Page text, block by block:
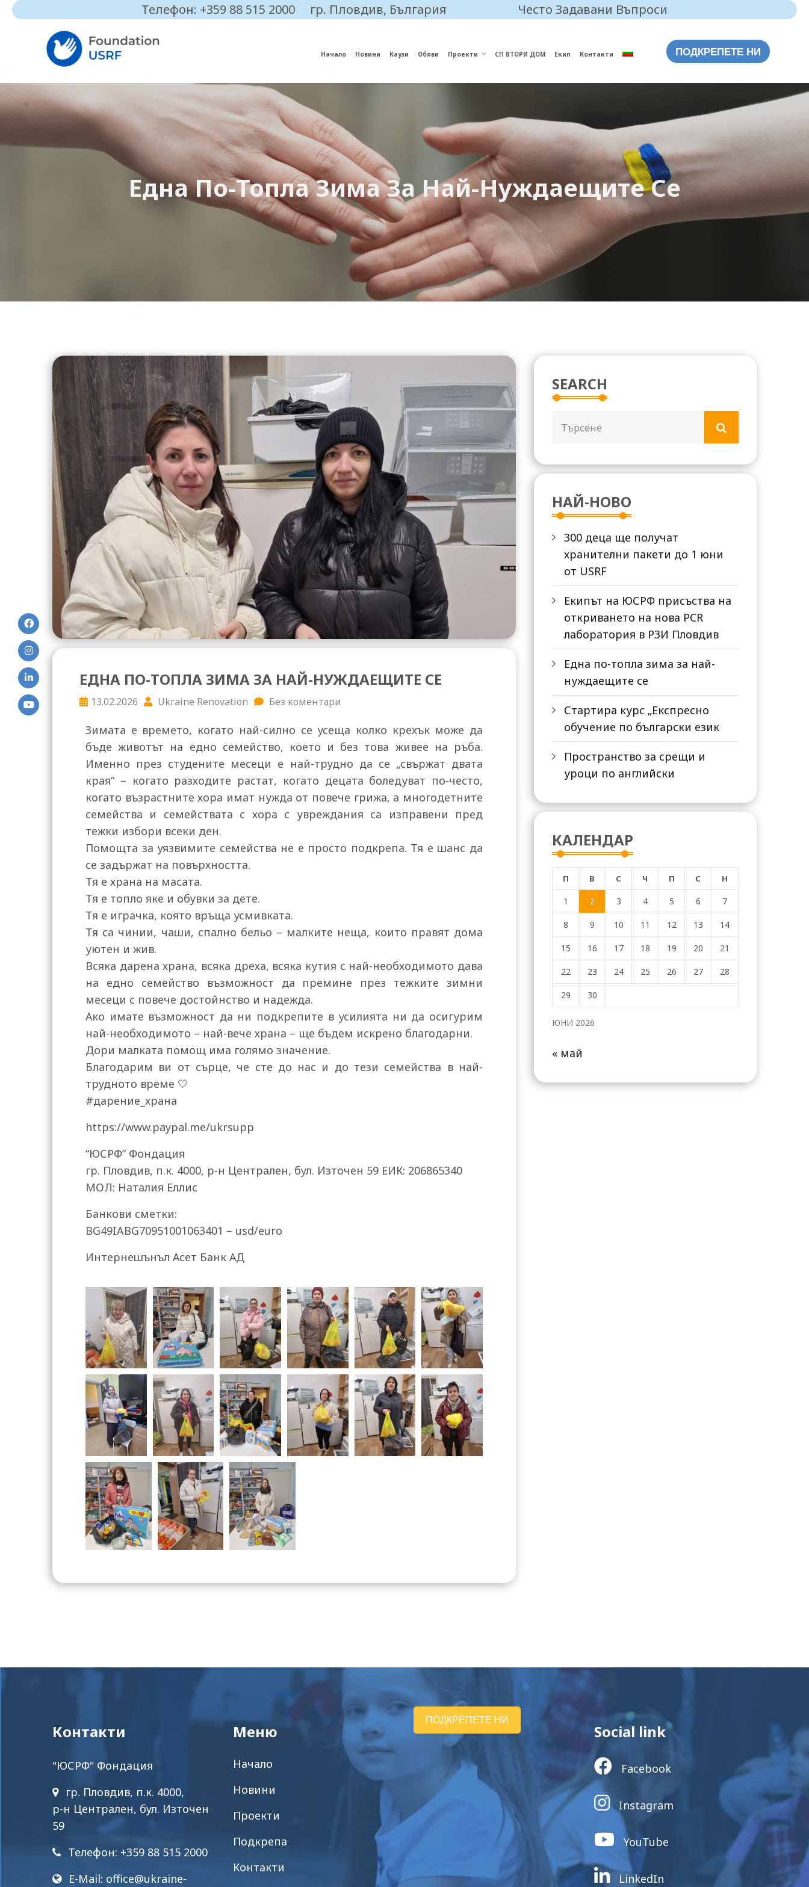
Телефон: +359 88 515 2000 гр. Пловдив, България Често Задавани Въпроси
Начало Новини Каузи Обяви Проекти СП ВТОРИ ДОМ Екип Контакти ПОДКРЕПЕТЕ НИ
Една По-Топла Зима За Най-Нуждаещите Се
ЕДНА ПО-ТОПЛА ЗИМА ЗА НАЙ-НУЖДАЕЩИТЕ СЕ
13.02.2026 Ukraine Renovation Без коментари
Зимата е времето, когато най-силно се усеща колко крехък може да
бъде животът на едно семейство, което и без това живее на ръба.
Именно през студените месеци е най-трудно да се „свържат двата
края“ – когато разходите растат, когато децата боледуват по-често,
когато възрастните хора имат нужда от повече грижа, а многодетните
семейства и семействата с хора с увреждания са изправени пред
тежки избори всеки ден.
Помощта за уязвимите семейства не е просто подкрепа. Тя е шанс да
се задържат на повърхността.
Тя е храна на масата.
Тя е топло яке и обувки за дете.
Тя е играчка, която връща усмивката.
Тя са чинии, чаши, спално бельо – малките неща, които правят дома
уютен и жив.
Всяка дарена храна, всяка дреха, всяка кутия с най-необходимото дава
на едно семейство възможност да премине през тежките зимни
месеци с повече достойнство и надежда.
Ако имате възможност да ни подкрепите в усилията ни да осигурим
най-необходимото – най-вече храна – ще бъдем искрено благодарни.
Дори малката помощ има голямо значение.
Благодарим ви от сърце, че сте до нас и до тези семейства в най-
трудното време 🤍
#дарение_храна
https://www.paypal.me/ukrsupp
“ЮСРФ” Фондация
гр. Пловдив, п.к. 4000, р-н Централен, бул. Източен 59 ЕИК: 206865340
МОЛ: Наталия Еллис
Банкови сметки:
BG49IABG70951001063401 – usd/euro
Интернешънъл Асет Банк АД
SEARCH
НАЙ-НОВО
300 деца ще получат
хранителни пакети до 1 юни
от USRF
Екипът на ЮСРФ присъства на
откриването на нова PCR
лаборатория в РЗИ Пловдив
Една по-топла зима за най-
нуждаещите се
Стартира курс „Експресно
обучение по български език
Пространство за срещи и
уроци по английски
КАЛЕНДАР
ЮНИ 2026
П В С Ч П С Н
1 2 3 4 5 6 7
8 9 10 11 12 13 14
15 16 17 18 19 20 21
22 23 24 25 26 27 28
29 30
« май
Контакти
"ЮСРФ" Фондация
гр. Пловдив, п.к. 4000,
р-н Централен, бул. Източен
59
Телефон: +359 88 515 2000
E-Mail: office@ukraine-
Меню
Начало
Новини
Проекти
Подкрепа
Контакти
ПОДКРЕПЕТЕ НИ
Social link
Facebook
Instagram
YouTube
LinkedIn